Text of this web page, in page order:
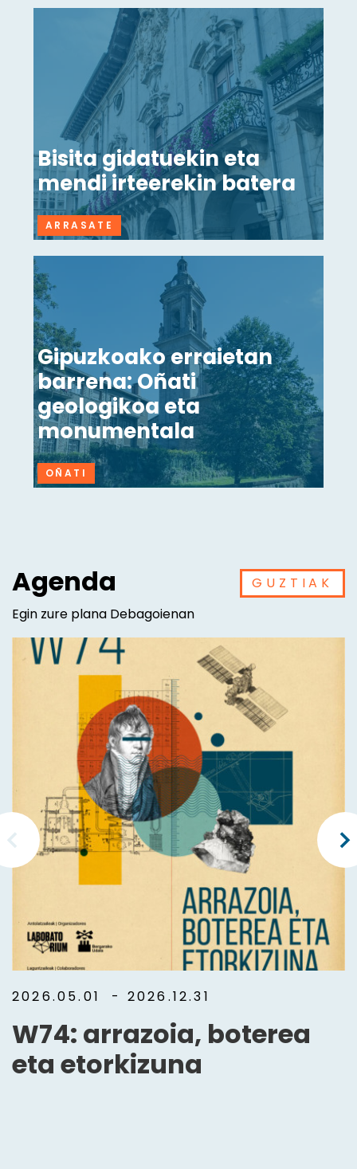
Bisita gidatuekin eta
mendi irteerekin batera
ARRASATE
Gipuzkoako erraietan
barrena: Oñati
geologikoa eta
monumentala
OÑATI
Agenda
Egin zure plana Debagoienan
GUZTIAK
2026.05.01 - 2026.12.31
W74: arrazoia, boterea
eta etorkizuna